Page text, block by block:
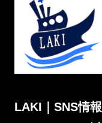
LAKI｜SNS情報